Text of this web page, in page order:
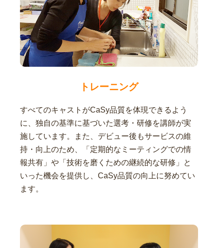
トレーニング
すべてのキャストがCaSy品質を体現できるよう
に、独自の基準に基づいた選考・研修を講師が実
施しています。また、デビュー後もサービスの維
持・向上のため、「定期的なミーティングでの情
報共有」や「技術を磨くための継続的な研修」と
いった機会を提供し、CaSy品質の向上に努めてい
ます。